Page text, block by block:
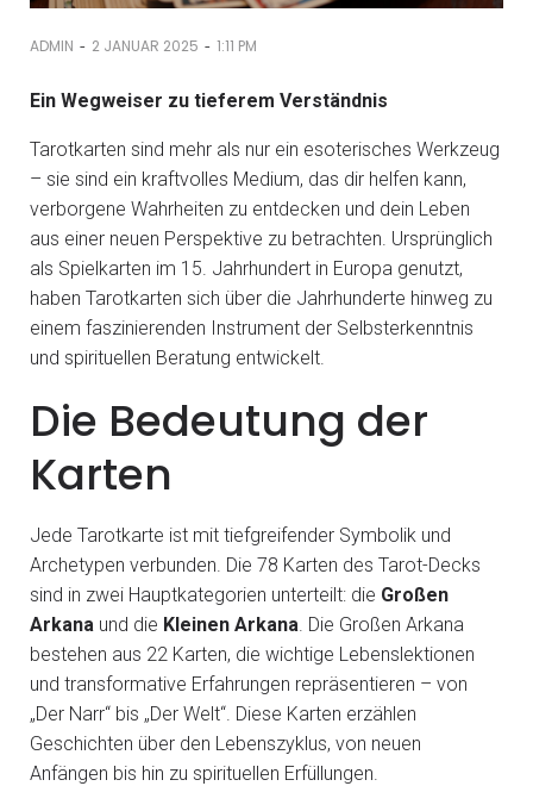
ADMIN - 2 JANUAR 2025 - 1:11 PM
Ein Wegweiser zu tieferem Verständnis
Tarotkarten sind mehr als nur ein esoterisches Werkzeug
– sie sind ein kraftvolles Medium, das dir helfen kann,
verborgene Wahrheiten zu entdecken und dein Leben
aus einer neuen Perspektive zu betrachten. Ursprünglich
als Spielkarten im 15. Jahrhundert in Europa genutzt,
haben Tarotkarten sich über die Jahrhunderte hinweg zu
einem faszinierenden Instrument der Selbsterkenntnis
und spirituellen Beratung entwickelt.
Die Bedeutung der
Karten
Jede Tarotkarte ist mit tiefgreifender Symbolik und
Archetypen verbunden. Die 78 Karten des Tarot-Decks
sind in zwei Hauptkategorien unterteilt: die Großen
Arkana und die Kleinen Arkana. Die Großen Arkana
bestehen aus 22 Karten, die wichtige Lebenslektionen
und transformative Erfahrungen repräsentieren – von
„Der Narr“ bis „Der Welt“. Diese Karten erzählen
Geschichten über den Lebenszyklus, von neuen
Anfängen bis hin zu spirituellen Erfüllungen.